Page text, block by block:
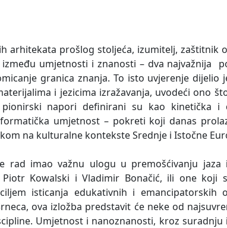
arhitekata prošlog stoljeća, izumitelj, zaštitnik
umjetnosti i znanosti – dva najvažnija
granica znanja. To isto uvjerenje dijelio
i jezicima izražavanja, uvodeći ono
pionirski napori definirani su kao kinetička i
umjetnost – pokreti koji danas
na kulturalne kontekste Srednje i Istočne
imao važnu ulogu u premošćivanju jaza
Kowalski i Vladimir Bonačić, ili one koji
isticanja edukativnih i emancipatorskih
ova izložba predstavit će neke od
Umjetnost i nanoznanosti, kroz suradnju